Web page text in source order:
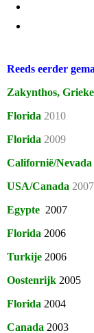
Reeds eerder
Zakynthos,
Florida 2010
Florida 2009
Californië/Nevada
USA/Canada 2007
Egypte 2007
Florida 2006
Turkije 2006
Oostenrijk 2005
Florida 2004
Canada 2003